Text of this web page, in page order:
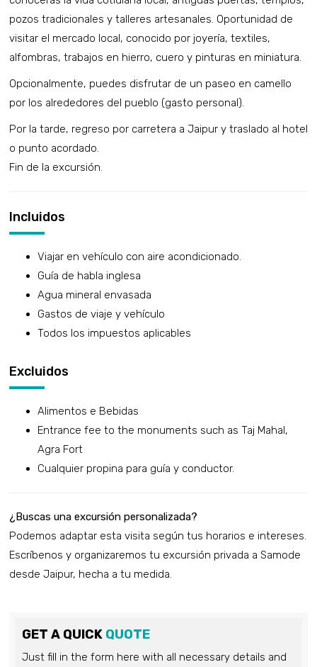
pozos tradicionales y talleres artesanales. Oportunidad de
visitar el mercado local, conocido por joyería, textiles,
alfombras, trabajos en hierro, cuero y pinturas en miniatura.
Opcionalmente, puedes disfrutar de un paseo en camello
por los alrededores del pueblo (gasto personal).
Por la tarde, regreso por carretera a Jaipur y traslado al hotel
o punto acordado.
Fin de la excursión.
Incluidos
Viajar en vehículo con aire acondicionado.
Guía de habla inglesa
Agua mineral envasada
Gastos de viaje y vehículo
Todos los impuestos aplicables
Excluidos
Alimentos e Bebidas
Entrance fee to the monuments such as Taj Mahal,
Agra Fort
Cualquier propina para guía y conductor.
¿Buscas una excursión personalizada?
Podemos adaptar esta visita según tus horarios e intereses.
Escríbenos y organizaremos tu excursión privada a Samode
desde Jaipur, hecha a tu medida.
GET A QUICK QUOTE
Just fill in the form here with all necessary details and